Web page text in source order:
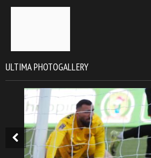
ULTIMA PHOTOGALLERY